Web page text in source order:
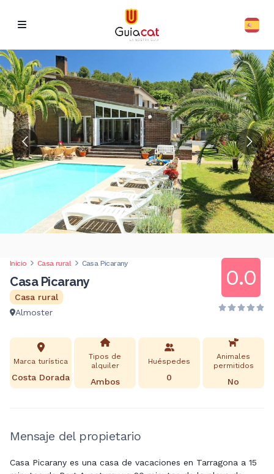
Inicio Casa rural Casa Picarany
Casa Picarany
Casa rural
Almoster
0.0
Marca turística
Costa Dorada
Tipos de
alquiler
Ambos
Huéspedes
0
Animales
permitidos
No
Mensaje del propietario
Casa Picarany es una casa de vacaciones en Tarragona a 15